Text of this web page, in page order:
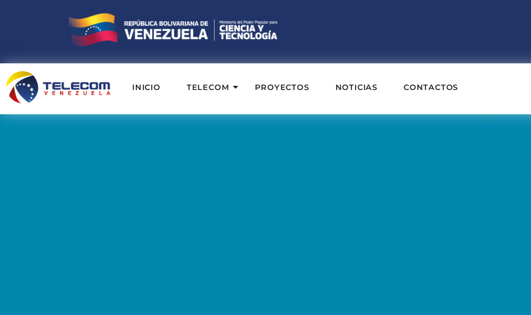
INICIO TELECOM PROYECTOS NOTICIAS CONTACTOS